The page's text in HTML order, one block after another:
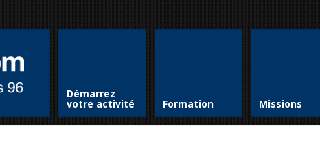
Démarrez
votre activité Formation Missions